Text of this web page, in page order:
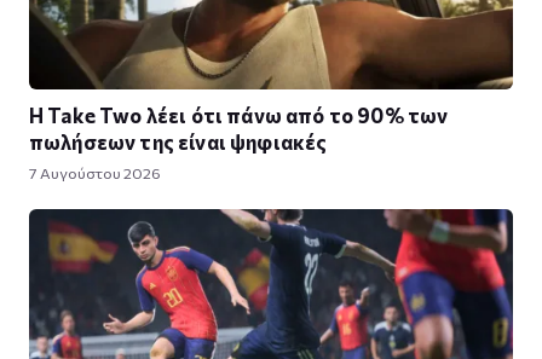
Η Take Twο λέει ότι πάνω από το 90% των
πωλήσεων της είναι ψηφιακές
7 Αυγούστου 2026